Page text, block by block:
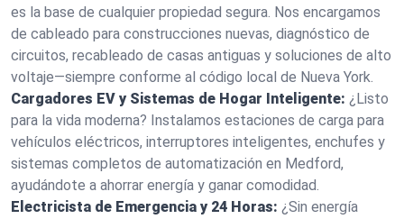
es la base de cualquier propiedad segura. Nos encargamos
de cableado para construcciones nuevas, diagnóstico de
circuitos, recableado de casas antiguas y soluciones de alto
voltaje—siempre conforme al código local de Nueva York.
Cargadores EV y Sistemas de Hogar Inteligente: ¿Listo
para la vida moderna? Instalamos estaciones de carga para
vehículos eléctricos, interruptores inteligentes, enchufes y
sistemas completos de automatización en Medford,
ayudándote a ahorrar energía y ganar comodidad.
Electricista de Emergencia y 24 Horas: ¿Sin energía